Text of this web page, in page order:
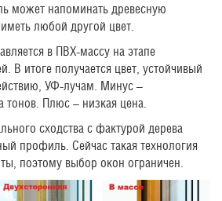
может напоминать древесную
любой другой цвет.
в ПВХ-массу на этапе
В итоге получается цвет, устойчивый
УФ-лучам. Минус –
тонов. Плюс – низкая цена.
сходства с фактурой дерева
профиль. Сейчас такая технология
поэтому выбор окон ограничен.